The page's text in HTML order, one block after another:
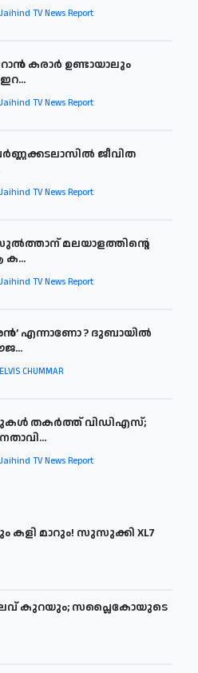
Jaihind TV News Report
കരാർ ഉണ്ടായാലും
Jaihind TV News Report
ജീവിത
Jaihind TV News Report
മലയാളത്തിന്റെ
ക...
Jaihind TV News Report
എന്നാണോ ? ദുബായില്‍
ELVIS CHUMMAR
തകർത്ത് വിഡിഎസ്;
Jaihind TV News Report
കളി മാറും! സുസുക്കി XL7
കുറയും; സപ്ലൈകോയുടെ